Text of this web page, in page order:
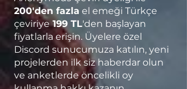
200'den fazla el emeği Türkçe
çeviriye199 TL'den başlayan
fiyatlarla erişin. Üyelere özel
Discord sunucumuza katılın, yeni
projelerden ilk siz haberdar olun
ve anketlerde öncelikli oy